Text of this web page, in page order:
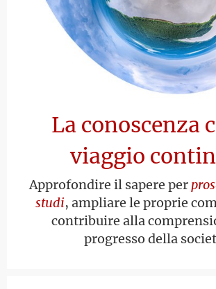
La conoscenza
viaggio
Approfondire il sapere per
studi, ampliare le proprie
contribuire alla
progresso della